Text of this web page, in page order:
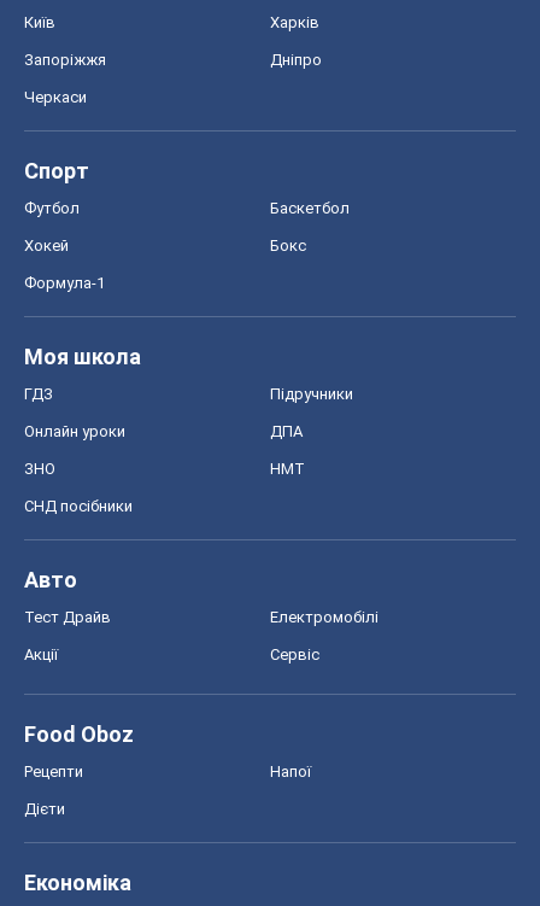
Київ Харків
Запоріжжя Дніпро
Черкаси
Спорт
Футбол Баскетбол
Хокей Бокс
Формула-1
Моя школа
ГДЗ Підручники
Онлайн уроки ДПА
ЗНО НМТ
СНД посібники
Авто
Тест Драйв Електромобілі
Акції Сервіс
Food Oboz
Рецепти Напої
Дієти
Економіка